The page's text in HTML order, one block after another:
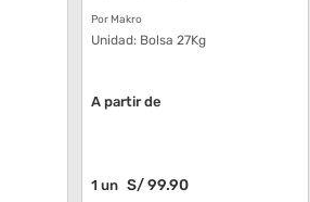
Por Makro
Unidad: Bolsa 27Kg
A partir de
1un S/99.90